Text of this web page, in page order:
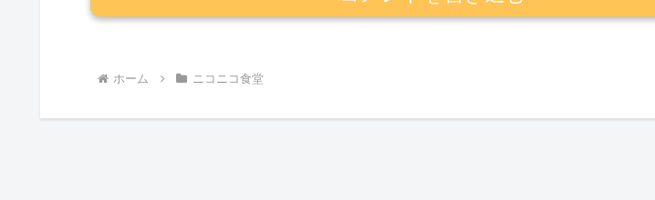
ホーム ニコニコ食堂